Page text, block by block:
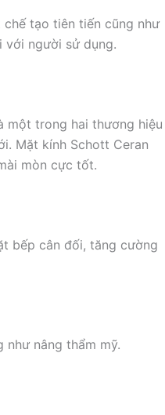
tạo tiên tiến cũng như
với người sử dụng.
một trong hai thương hiệu
Mặt kính Schott Ceran
mòn cực tốt.
bếp cân đối, tăng cường
như nâng thẩm mỹ.